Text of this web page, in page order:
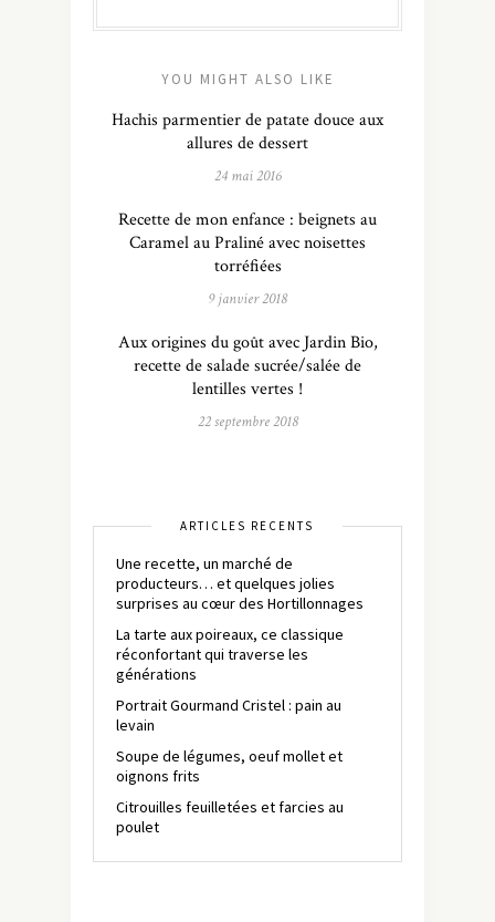
YOU MIGHT ALSO LIKE
Hachis parmentier de patate douce aux
allures de dessert
24 mai 2016
Recette de mon enfance : beignets au
Caramel au Praliné avec noisettes
torréfiées
9 janvier 2018
Aux origines du goût avec Jardin Bio,
recette de salade sucrée/salée de
lentilles vertes !
22 septembre 2018
ARTICLES RÉCENTS
Une recette, un marché de
producteurs… et quelques jolies
surprises au cœur des Hortillonnages
La tarte aux poireaux, ce classique
réconfortant qui traverse les
générations
Portrait Gourmand Cristel : pain au
levain
Soupe de légumes, oeuf mollet et
oignons frits
Citrouilles feuilletées et farcies au
poulet